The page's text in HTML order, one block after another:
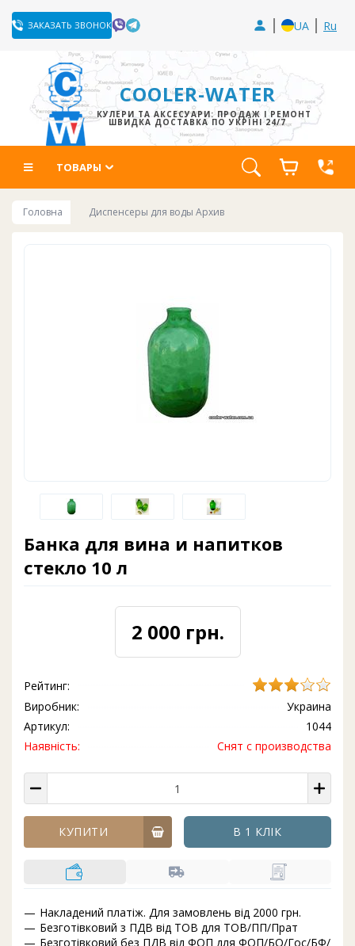
ЗАКАЗАТЬ ЗВОНОК UA Ru
COOLER-WATER
КУЛЕРИ ТА АКСЕСУАРИ: ПРОДАЖ І РЕМОНТ
ШВИДКА ДОСТАВКА ПО УКРЇНІ 24/7
ТОВАРЫ
Головна Диспенсеры для воды Архив
Банка для вина и напитков
стекло 10 л
2 000 грн.
Рейтинг:
Украина
Виробник:
1044
Артикул:
Снят с производства
Наявність:
КУПИТИ В 1 КЛІК
Накладений платіж. Для замовлень від 2000 грн.
Безготівковий з ПДВ від ТОВ для ТОВ/ПП/Прат
Безготівковий без ПДВ від ФОП для ФОП/БО/Гос/БФ/